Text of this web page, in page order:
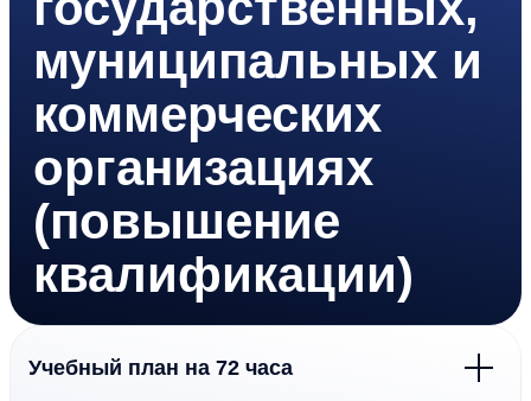
Учебный план на 72 часа
муниципальных и
коммерческих
организациях
(повышение
квалификации)